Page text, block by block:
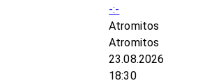
-:-
Atromitos
Atromitos
23.08.2026
18:30